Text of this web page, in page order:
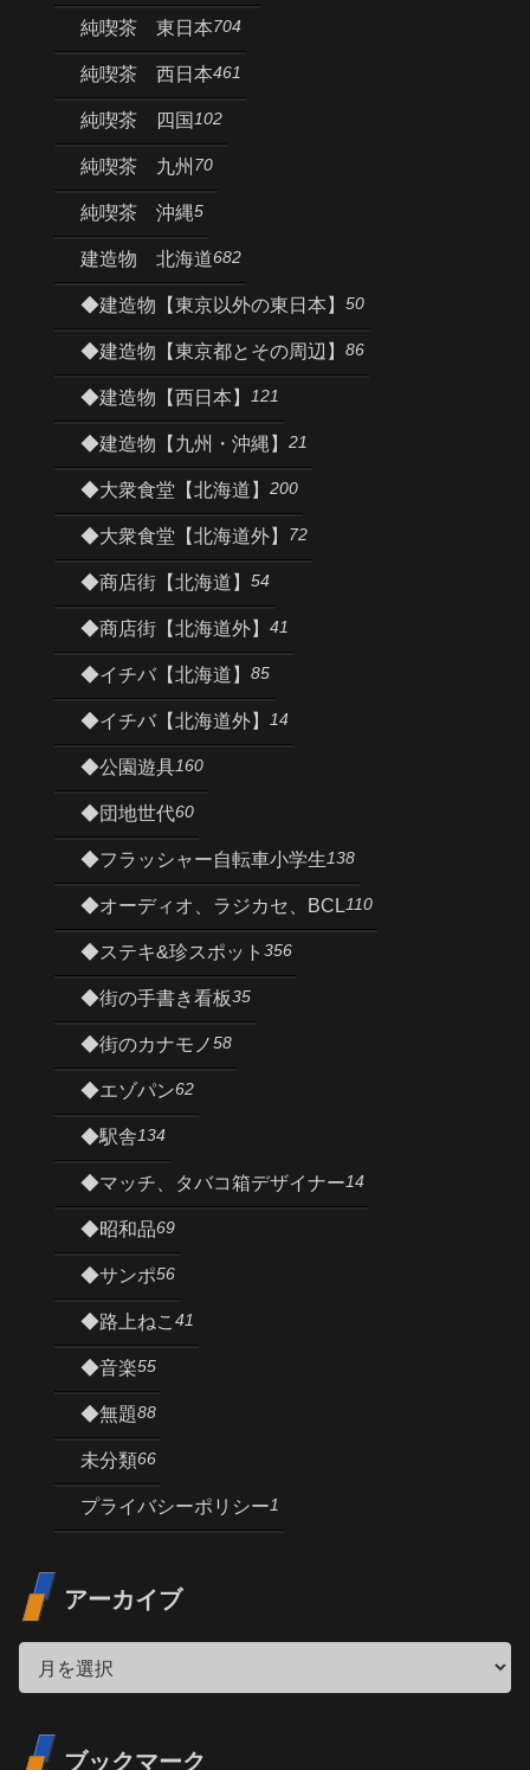
純喫茶 東日本704
純喫茶 西日本461
純喫茶 四国102
純喫茶 九州 70
純喫茶 沖縄5
建造物 北海道682
◆建造物【東京以外の東日本】 50
◆建造物【東京都とその周辺】 86
◆建造物【西日本】 121
◆建造物【九州・沖縄】 21
◆大衆食堂【北海道】 200
◆大衆食堂【北海道外】 72
◆商店街【北海道】 54
◆商店街【北海道外】 41
◆イチバ【北海道】 85
◆イチバ【北海道外】 14
◆公園遊具160
◆団地世代60
◆フラッシャー自転車小学生138
◆オーディオ、ラジカセ、BCL110
◆ステキ&珍スポット 356
◆街の手書き看板35
◆街のカナモノ58
◆エゾパン62
◆駅舎134
◆マッチ、タバコ箱デザイナー14
◆昭和品69
◆サンポ56
◆路上ねこ 41
◆音楽55
◆無題88
未分類66
プライバシーポリシー1
アーカイブ
ブックマーク